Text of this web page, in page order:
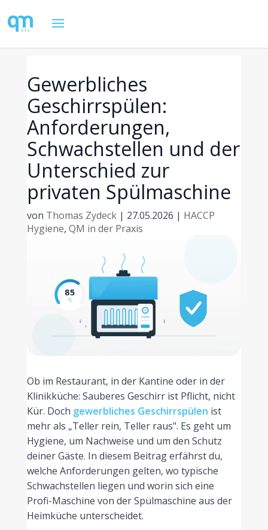
Gewerbliches
Geschirrspülen:
Anforderungen,
Schwachstellen und der
Unterschied zur
privaten Spülmaschine
von Thomas Zydeck| 27.05.2026 | HACCP
Hygiene, QM in der Praxis
Ob im Restaurant, in der Kantine oder in der
Klinikküche: Sauberes Geschirr ist Pflicht, nicht
Kür. Doch gewerbliches Geschirrspülen ist
mehr als „Teller rein, Teller raus". Es geht um
Hygiene, um Nachweise und um den Schutz
deiner Gäste. In diesem Beitrag erfährst du,
welche Anforderungen gelten, wo typische
Schwachstellen liegen und worin sich eine
Profi-Maschine von der Spülmaschine aus der
Heimküche unterscheidet.